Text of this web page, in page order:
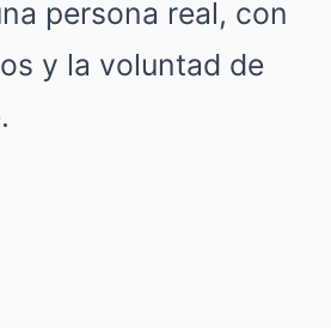
persona real, con
y la voluntad de